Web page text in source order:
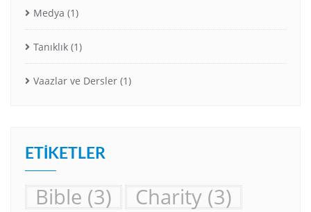
Medya (1)
Tanıklık (1)
Vaazlar ve Dersler (1)
ETIKETLER
Bible (3) Charity (3)